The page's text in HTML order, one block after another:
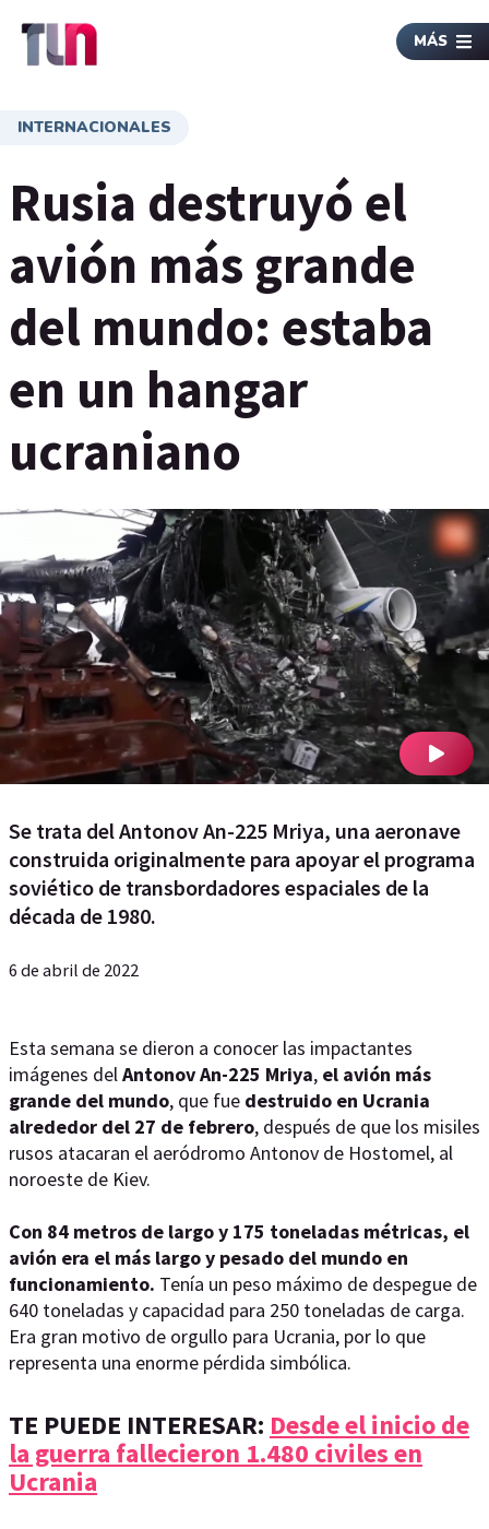
MÁS
INTERNACIONALES
Rusia destruyó el
avión más grande
del mundo: estaba
en un hangar
ucraniano
Se trata del Antonov An-225 Mriya, una aeronave
construida originalmente para apoyar el programa
soviético de transbordadores espaciales de la
década de 1980.
6 de abril de 2022
Esta semana se dieron a conocer las impactantes
imágenes delAntonov An-225 Mriya, el avión más
grande del mundo, que fue destruido en Ucrania
alrededor del 27 de febrero, después de que los misiles
rusos atacaran el aeródromo Antonov de Hostomel, al
noroeste de Kiev.
Con 84 metros de largo y 175 toneladas métricas, el
avión era el más largo y pesado del mundo en
funcionamiento. Tenía un peso máximo de despegue de
640 toneladas y capacidad para 250 toneladas de carga.
Era gran motivo de orgullo para Ucrania, por lo que
representa una enorme pérdida simbólica.
TE PUEDE INTERESAR: Desde el inicio de
la guerra fallecieron 1.480 civiles en
Ucrania